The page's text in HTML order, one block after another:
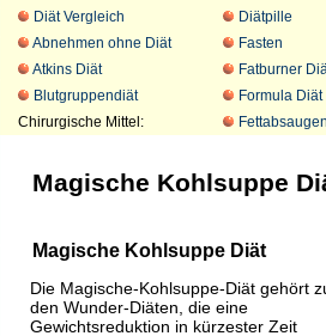
Diät Vergleich
Diätpille
Abnehmen ohne Diät
Fasten
Atkins Diät
Fatburner
Blutgruppendiät
Formula Diät
Chirurgische Mittel:
Magische Kohlsuppe
Magische Kohlsuppe Diät
Die Magische-Kohlsuppe-Diät gehört
den Wunder-Diäten, die eine
Gewichtsreduktion in kürzester Zeit